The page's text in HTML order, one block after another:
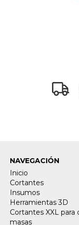
NAVEGACIÓN
Inicio
Cortantes
Insumos
Herramientas 3D
Cortantes XXL para
masas